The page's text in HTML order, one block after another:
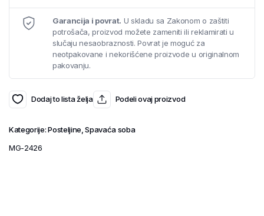
Garancija i povrat. U skladu sa Zakonom o zaštiti
potrošača, proizvod možete zameniti ili reklamirati u
slučaju nesaobraznosti. Povrat je moguć za
neotpakovane i nekorišćene proizvode u originalnom
pakovanju.
Dodaj to lista želja Podeli ovaj proizvod
Kategorije:Posteljine ,Spavaća soba
MG-2426